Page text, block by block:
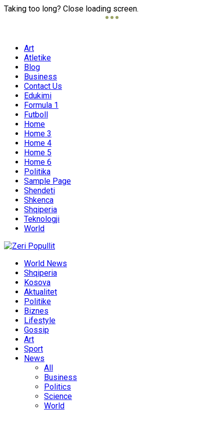
Taking too long? Close loading screen.
Art
Atletike
Blog
Business
Contact Us
Edukimi
Formula 1
Futboll
Home
Home 3
Home 4
Home 5
Home 6
Politika
Sample Page
Shendeti
Shkenca
Shqiperia
Teknologji
World
World News
Shqiperia
Kosova
Aktualitet
Politike
Biznes
Lifestyle
Gossip
Art
Sport
News
All
Business
Politics
Science
World